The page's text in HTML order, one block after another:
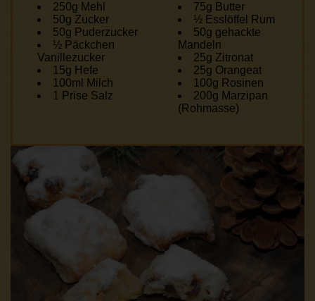
250g Mehl
50g Zucker
50g Puderzucker
½ Päckchen
Vanillezucker
15g Hefe
100ml Milch
1 Prise Salz
75g Butter
½ Esslöffel Rum
50g gehackte
Mandeln
25g Zitronat
25g Orangeat
100g Rosinen
200g Marzipan
(Rohmasse)